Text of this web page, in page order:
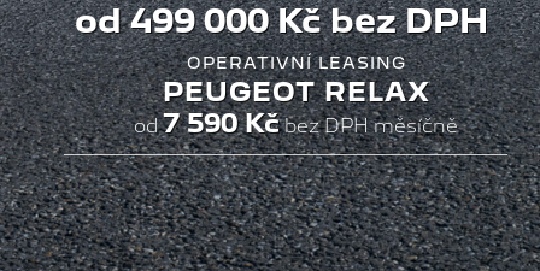
od 499 000 Kč bez DPH
OPERATIVNÍ LEASING
PEUGEOT RELAX
od7 590 Kčbez DPH měsíčně